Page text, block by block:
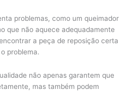
problemas, como um queimador
que não aquece adequadamente
a peça de reposição certa
problema.
não apenas garantem que
mas também podem